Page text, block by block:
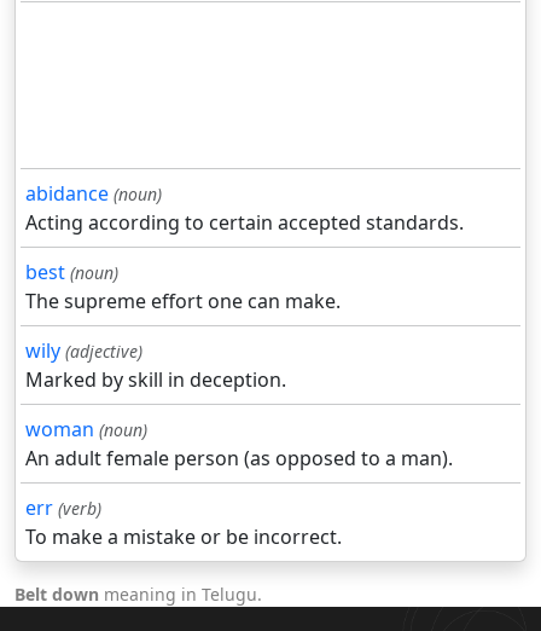
abidance (noun)
Acting according to certain accepted standards.
best (noun)
The supreme effort one can make.
wily (adjective)
Marked by skill in deception.
woman (noun)
An adult female person (as opposed to a man).
err (verb)
To make a mistake or be incorrect.
Belt down meaning in Telugu.